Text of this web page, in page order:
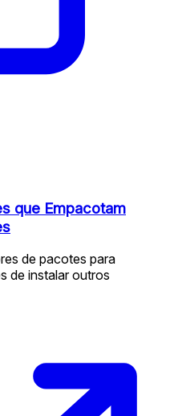
que Empacotam
de pacotes para
de instalar outros